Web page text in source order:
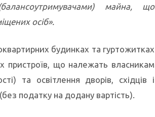
майна, що
осіб».
будинках та гуртожитках
пристроїв, що належать власникам
та освітлення дворів, східців і
податку на додану вартість).